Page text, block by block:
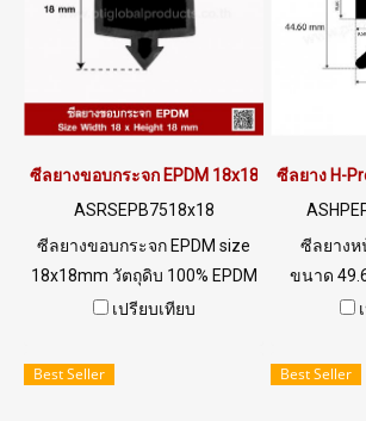
ซีลยางขอบกระจก EPDM 18x18mm
ASRSEPB7518x18
ซีลยางขอบกระจก EPDM size
18x18mm วัตถุดิบ 100% EPDM
Rubber สูตรการผลิตเฉพาะ
ยืดหยุ่น ติดตั้งง่าย รับแรงกด ไม่
เปรียบเทียบ
ซีลยาง H-
ซีลยางห
ขนาด
สภาพแวล
Best Seller Best Seller